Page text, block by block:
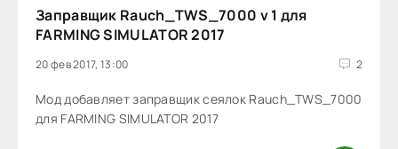
Заправщик Rauch_TWS_7000 v 1 для
FARMING SIMULATOR 2017
20 фев 2017, 13:00 2
Мод добавляет заправщик сеялок Rauch_TWS_7000
для FARMING SIMULATOR 2017